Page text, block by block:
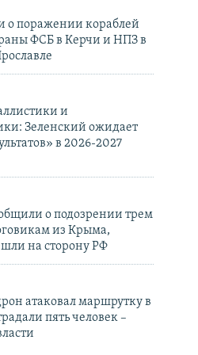
о поражении кораблей
ФСБ в Керчи и НПЗ в
и
Зеленский ожидает
в 2026-2027
о подозрении трем
из Крыма,
на сторону РФ
атаковал маршрутку в
пять человек –